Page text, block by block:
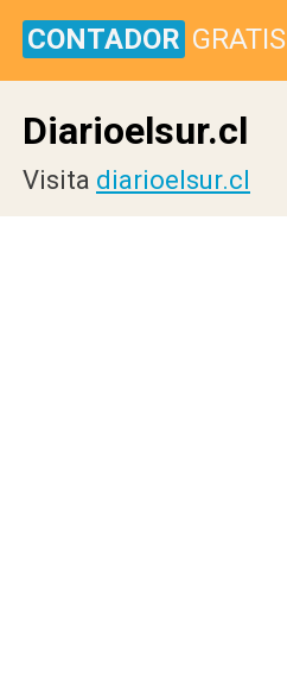
CONTADOR GRATIS
Diarioelsur.cl
Visita diarioelsur.cl